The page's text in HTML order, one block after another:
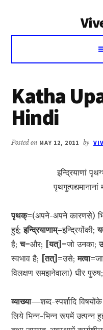
Voice
Vivekananda
Katha
Hindi
Posted on MAY 12, 2011 by
इन्द्रियाणां
पृथक्=(अपने-अपने कारणसे)
हुई;इन्द्रियाणाम्=इन्द्रियोंकी;
है;च=और; [यत्]=जो उनका;
स्वभाव है; [तत्]=उसे;मत्वा=
विलक्षण समझनेवाला) धीर
व्याख्या—शब्द-स्पर्शादि
लिये भिन्न-भिन्न रूपमें उत्पन्न